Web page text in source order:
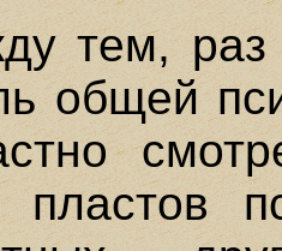
тем, раз
общей
пластов